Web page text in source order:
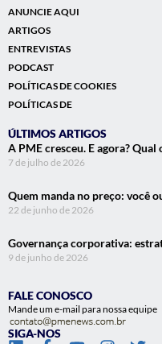
ANUNCIE AQUI
ARTIGOS
ENTREVISTAS
PODCAST
POLÍTICAS DE COOKIES
POLÍTICAS DE
ÚLTIMOS ARTIGOS
A PME cresceu. E agora?
7 de julho de 2026
Quem manda no preço: você
22 de junho de 2026
Governança corporativa:
9 de junho de 2026
FALE CONOSCO
Mande um e-mail para nossa equipe
SIGA-NOS